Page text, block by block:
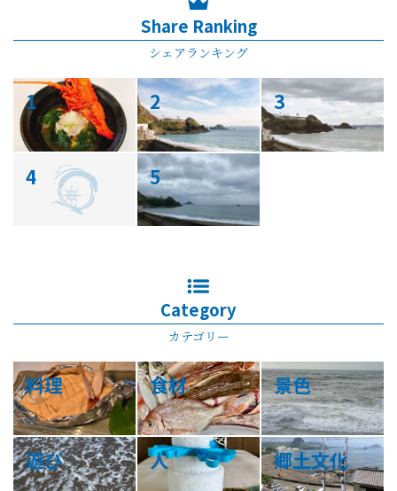
Share Ranking
シェアランキング
1 2 3
4 5
Category
カテゴリー
料理 食材 景色
遊び 人 郷土文化